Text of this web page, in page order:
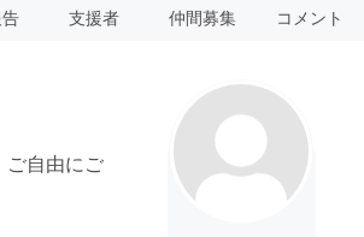
支援者 仲間募集 コメント
ご自由にご